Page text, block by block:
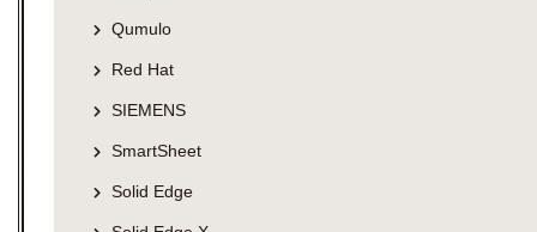
Qumulo
Red Hat
SIEMENS
SmartSheet
Solid Edge